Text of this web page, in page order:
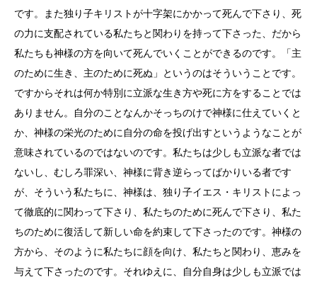
です。また独り子キリストが十字架にかかって死んで下さり、死
の力に支配されている私たちと関わりを持って下さった、だから
私たちも神様の方を向いて死んでいくことができるのです。「主
のために生き、主のために死ぬ」というのはそういうことです。
ですからそれは何か特別に立派な生き方や死に方をすることでは
ありません。自分のことなんかそっちのけで神様に仕えていくと
か、神様の栄光のために自分の命を投げ出すというようなことが
意味されているのではないのです。私たちは少しも立派な者では
ないし、むしろ罪深い、神様に背き逆らってばかりいる者です
が、そういう私たちに、神様は、独り子イエス・キリストによっ
て徹底的に関わって下さり、私たちのために死んで下さり、私た
ちのために復活して新しい命を約束して下さったのです。神様の
方から、そのように私たちに顔を向け、私たちと関わり、恵みを
与えて下さったのです。それゆえに、自分自身は少しも立派では